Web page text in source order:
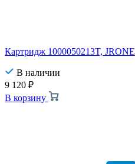
Картридж 1000050213T, JRONE
В наличии
9 120 ₽
В корзину